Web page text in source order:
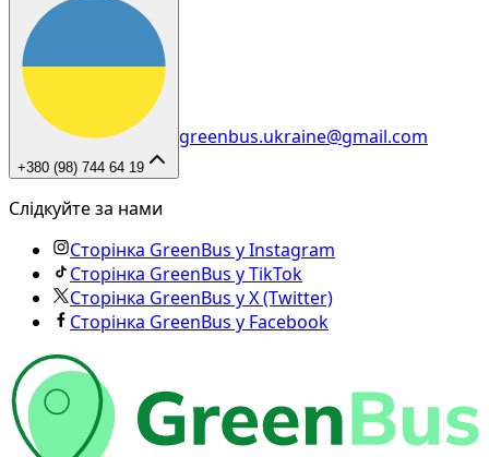
+380 (98) 744 64 19
greenbus.ukraine@gmail.com
Слідкуйте за нами
Сторінка GreenBus у Instagram
Сторінка GreenBus у TikTok
Сторінка GreenBus у X (Twitter)
Сторінка GreenBus у Facebook